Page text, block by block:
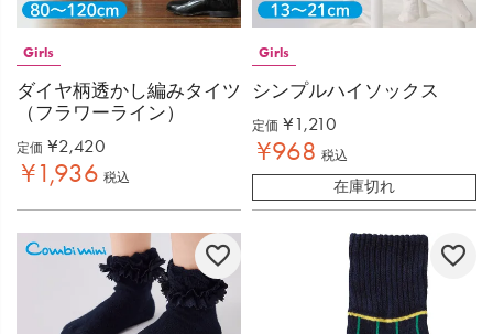
Girls
ダイヤ柄透かし編みタイツ
（フラワーライン）
定価 ¥2,420
¥1,936 税込
Girls
シンプルハイソックス
定価 ¥ 1,210
¥968 税込
在庫切れ